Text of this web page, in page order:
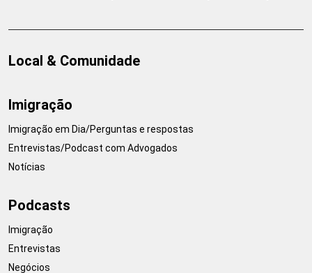
Local & Comunidade
Imigração
Imigração em Dia/Perguntas e respostas
Entrevistas/Podcast com Advogados
Notícias
Podcasts
Imigração
Entrevistas
Negócios